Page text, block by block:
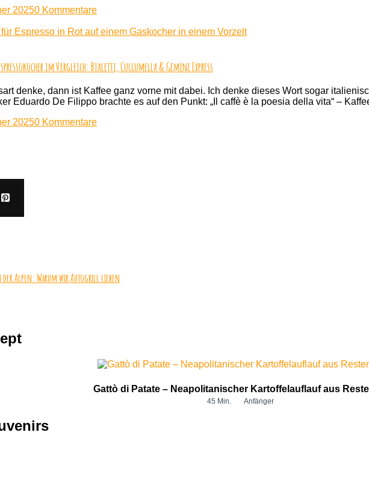
die
Lagunenstadt
zugänglich
20250 Kommentarezu
und
ein
Geheimtipp:
Die
beste
Eisdiele
Limone
im Vergleich: Bialetti, Cuccumella & Gemini Express
denke, dann ist Kaffee ganz vorne mit dabei. Ich denke dieses Wort sogar
Eduardo De Filippo brachte es auf den Punkt: „Il caffè è la poesia della vita“ –
20250 Kommentarezu
Express
der Alpen: Warum wir Autogrill lieben
Gattò di Patate – Neapolitanischer Kartoffelauflauf aus
45 Min. Anfänger